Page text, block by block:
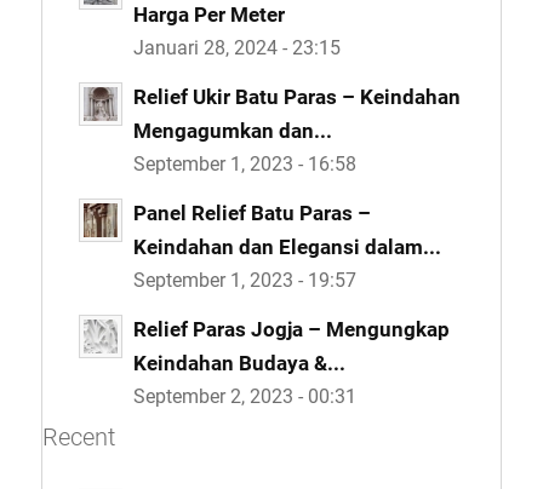
Harga Per Meter
Januari 28, 2024 - 23:15
Relief Ukir Batu Paras – Keindahan
Mengagumkan dan...
September 1, 2023 - 16:58
Panel Relief Batu Paras –
Keindahan dan Elegansi dalam...
September 1, 2023 - 19:57
Relief Paras Jogja – Mengungkap
Keindahan Budaya &...
September 2, 2023 - 00:31
Recent